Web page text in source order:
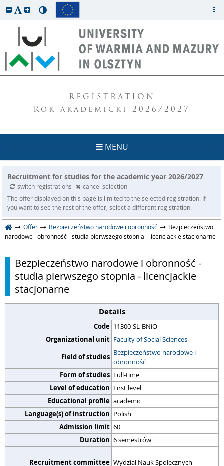
REGISTRATION
Rok akademicki 2026/2027
MENU
Recruitment for studies for the academic year 2026/2027
switch registrations
cancel selection
The offer displayed on this page is limited to the selected registration. If
you want to see the rest of the offer, select a different registration.
Offer Bezpieczeństwo narodowe i obronność
Bezpieczeństwo
narodowe i obronność - studia pierwszego stopnia - licencjackie stacjonarne
Bezpieczeństwo narodowe i obronność -
studia pierwszego stopnia - licencjackie
stacjonarne
Details
Code 11300-SL-BNiO
Organizational unit Faculty of Social Sciences
Field of studies Bezpieczeństwo narodowe i
obronność
Form of studies Full-time
Level of education First level
Educational profile academic
Language(s) of instruction Polish
Admission limit 60
Duration 6 semestrów
Recruitment committee Wydział Nauk Społecznych